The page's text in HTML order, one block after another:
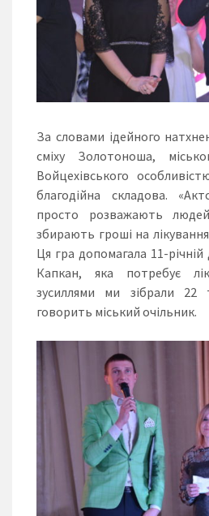
За словами ідейного
сміху Золотоноша,
Войцехівського
благодійна складова.
просто розважають
збирають гроші на
Ця гра допомагала 11-річній
Капкан, яка потребує
зусиллями ми зібрали 22
говорить міський очільник.